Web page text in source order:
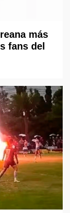
más
fans del